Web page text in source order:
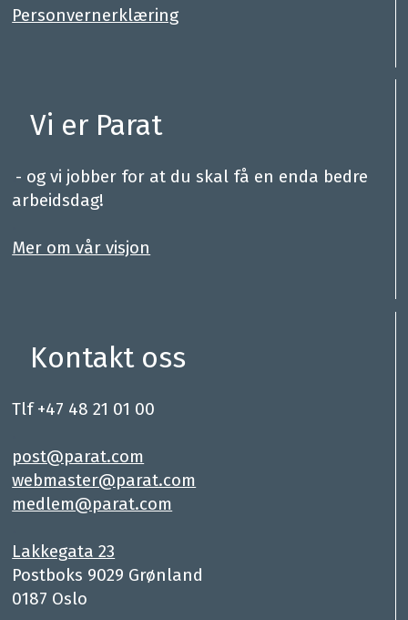
Personvernerklæring
Vi er Parat
- og vi jobber for at du skal få en enda bedre
arbeidsdag!
Mer om vår visjon
Kontakt oss
Tlf +47 48 21 01 00
post@parat.com
webmaster@parat.com
medlem@parat.com
Lakkegata 23
Postboks 9029 Grønland
0187 Oslo